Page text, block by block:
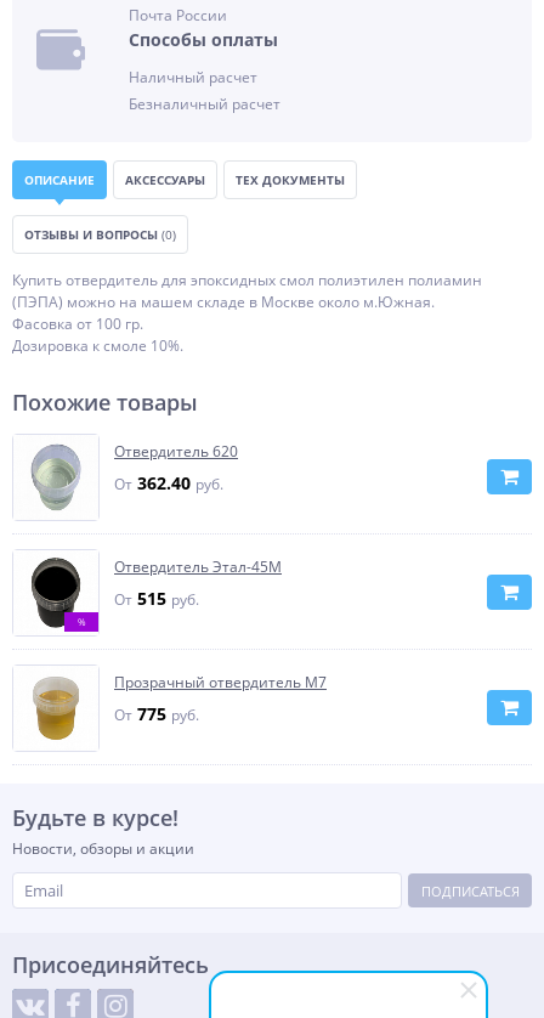
Почта России
Способы оплаты
Наличный расчет
Безналичный расчет
ОПИСАНИЕ АКСЕССУАРЫ ТЕХ ДОКУМЕНТЫ
ОТЗЫВЫ И ВОПРОСЫ (0)
Купить отвердитель для эпоксидных смол полиэтилен полиамин
(ПЭПА) можно на машем складе в Москве около м.Южная.
Фасовка от 100 гр.
Дозировка к смоле 10%.
Похожие товары
Отвердитель 620
От 362.40 руб.
%
Отвердитель Этал-45М
От 515 руб.
Прозрачный отвердитель М7
От 775 руб.
Будьте в курсе!
Новости, обзоры и акции
ПОДПИСАТЬСЯ
Присоединяйтесь